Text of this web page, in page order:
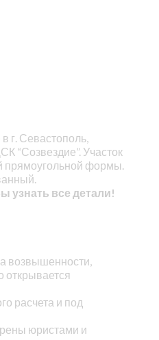
г. Севастополь,
“Созвездие”. Участок
прямоугольной формы.
узнать все детали!
возвышенности,
открывается
расчета и под
юристами и